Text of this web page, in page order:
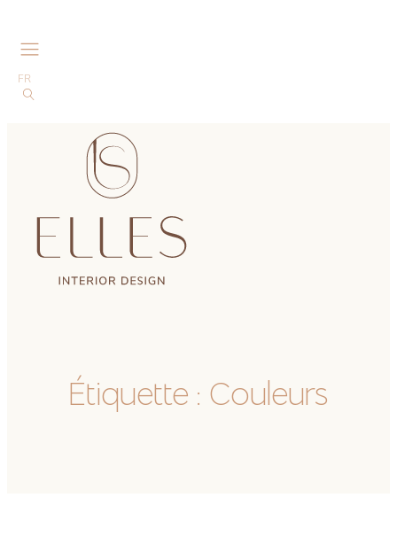
FR
Étiquette : Couleurs